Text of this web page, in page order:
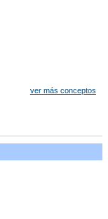
ver más conceptos